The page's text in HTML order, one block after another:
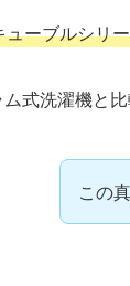
ーブルシリ
式洗濯機と比
この